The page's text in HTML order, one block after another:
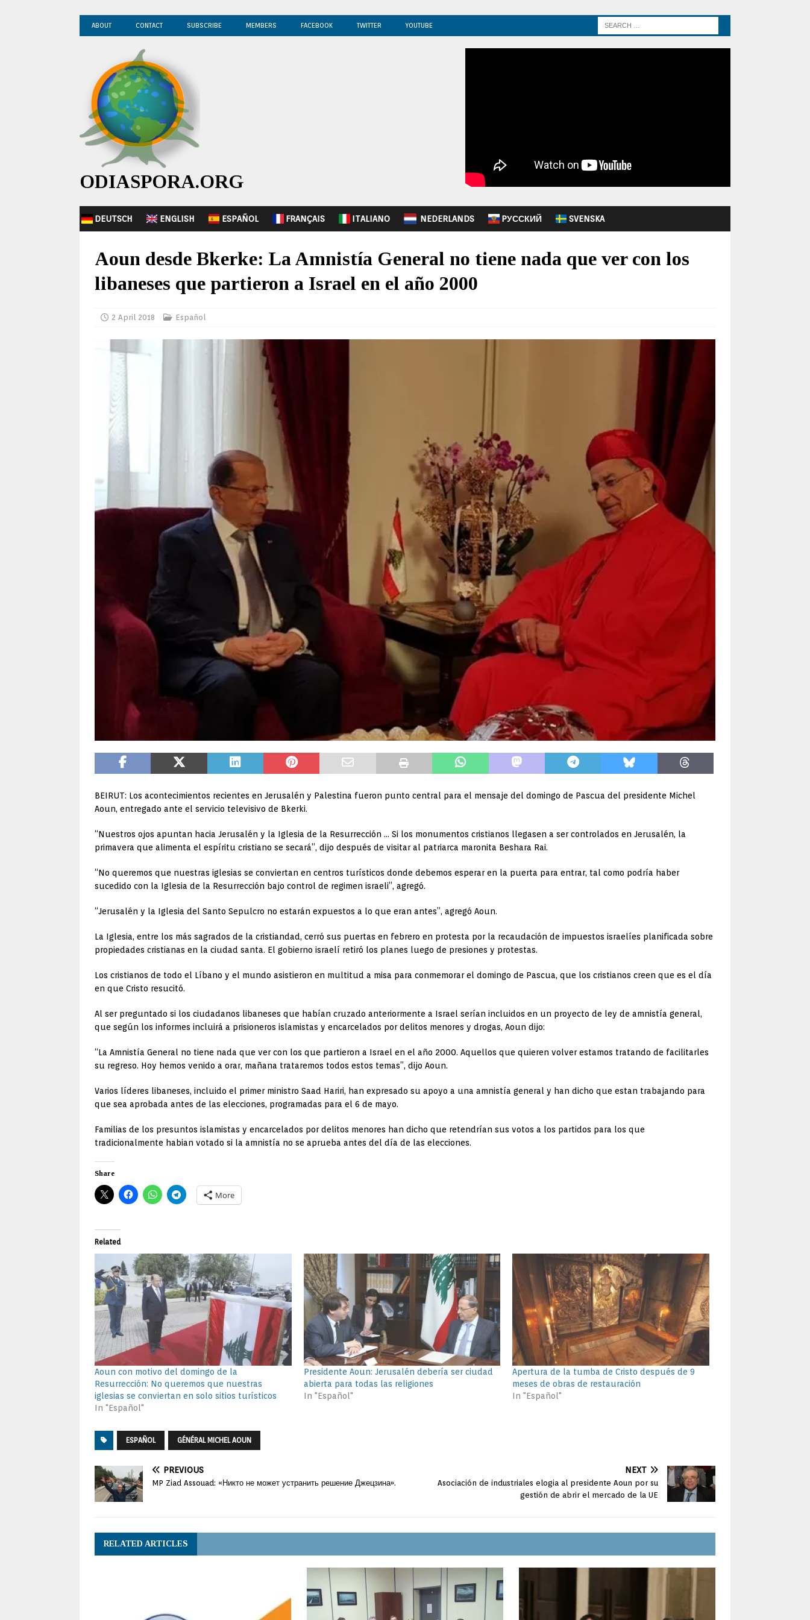
ABOUT CONTACT SUBSCRIBE MEMBERS FACEBOOK TWITTER YOUTUBE
ODIASPORA.ORG
DEUTSCH ENGLISH ESPAÑOL FRANÇAIS ITALIANO NEDERLANDS PУССКИЙ SVENSKA
Aoun desde Bkerke: La Amnistía General no tiene nada que ver con los
libaneses que partieron a Israel en el año 2000
2 April 2018 Español
BEIRUT: Los acontecimientos recientes en Jerusalén y Palestina fueron punto central para el mensaje del domingo de Pascua del presidente Michel
Aoun, entregado ante el servicio televisivo de Bkerki.
“Nuestros ojos apuntan hacia Jerusalén y la Iglesia de la Resurrección … Si los monumentos cristianos llegasen a ser controlados en Jerusalén, la
primavera que alimenta el espíritu cristiano se secará”, dijo después de visitar al patriarca maronita Beshara Rai.
“No queremos que nuestras iglesias se conviertan en centros turísticos donde debemos esperar en la puerta para entrar, tal como podría haber
sucedido con la Iglesia de la Resurrección bajo control de regimen israeli”, agregó.
“Jerusalén y la Iglesia del Santo Sepulcro no estarán expuestos a lo que eran antes”, agregó Aoun.
La Iglesia, entre los más sagrados de la cristiandad, cerró sus puertas en febrero en protesta por la recaudación de impuestos israelíes planificada sobre
propiedades cristianas en la ciudad santa. El gobierno israelí retiró los planes luego de presiones y protestas.
Los cristianos de todo el Líbano y el mundo asistieron en multitud a misa para conmemorar el domingo de Pascua, que los cristianos creen que es el día
en que Cristo resucitó.
Al ser preguntado si los ciudadanos libaneses que habían cruzado anteriormente a Israel serían incluidos en un proyecto de ley de amnistía general,
que según los informes incluirá a prisioneros islamistas y encarcelados por delitos menores y drogas, Aoun dijo:
“La Amnistía General no tiene nada que ver con los que partieron a Israel en el año 2000. Aquellos que quieren volver estamos tratando de facilitarles
su regreso. Hoy hemos venido a orar, mañana trataremos todos estos temas”, dijo Aoun.
Varios líderes libaneses, incluido el primer ministro Saad Hariri, han expresado su apoyo a una amnistía general y han dicho que estan trabajando para
que sea aprobada antes de las elecciones, programadas para el 6 de mayo.
Familias de los presuntos islamistas y encarcelados por delitos menores han dicho que retendrían sus votos a los partidos para los que
tradicionalmente habian votado si la amnistía no se aprueba antes del día de las elecciones.
Share
More
Related
Aoun con motivo del domingo de la
Resurrección: No queremos que nuestras
iglesias se conviertan en solo sitios turísticos
In "Español"
Presidente Aoun: Jerusalén debería ser ciudad
abierta para todas las religiones
In "Español"
Apertura de la tumba de Cristo después de 9
meses de obras de restauración
In "Español"
ESPAÑOL GÉNÉRAL MICHEL AOUN
PREVIOUS
MP Ziad Assouad: «Никто не может устранить решение Джецзина».
NEXT
Asociación de industriales elogia al presidente Aoun por su
gestión de abrir el mercado de la UE
RELATED ARTICLES